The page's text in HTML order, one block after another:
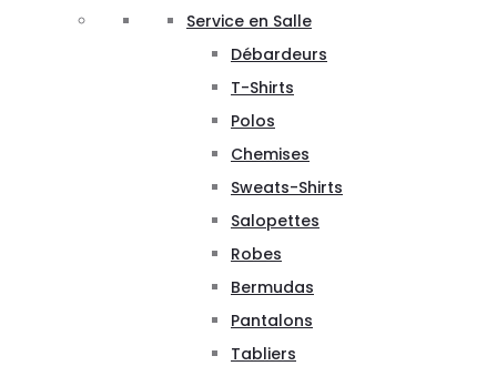
Service en Salle
Débardeurs
T-Shirts
Polos
Chemises
Sweats-Shirts
Salopettes
Robes
Bermudas
Pantalons
Tabliers